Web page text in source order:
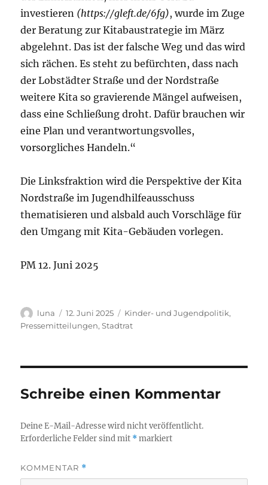
investieren (https://gleft.de/6fg), wurde im Zuge
der Beratung zur Kitabaustrategie im März
abgelehnt. Das ist der falsche Weg und das wird
sich rächen. Es steht zu befürchten, dass nach
der Lobstädter Straße und der Nordstraße
weitere Kita so gravierende Mängel aufweisen,
dass eine Schließung droht. Dafür brauchen wir
eine Plan und verantwortungsvolles,
vorsorgliches Handeln.“
Die Linksfraktion wird die Perspektive der Kita
Nordstraße im Jugendhilfeausschuss
thematisieren und alsbald auch Vorschläge für
den Umgang mit Kita-Gebäuden vorlegen.
PM 12. Juni 2025
Autor
luna
Veröffentlicht
am
12. Juni 2025 Kategorien
Kinder- und Jugendpolitik,
Pressemitteilungen,Stadtrat
Schreibe einen Kommentar
Deine E-Mail-Adresse wird nicht veröffentlicht.
Erforderliche Felder sind mit *markiert
KOMMENTAR *